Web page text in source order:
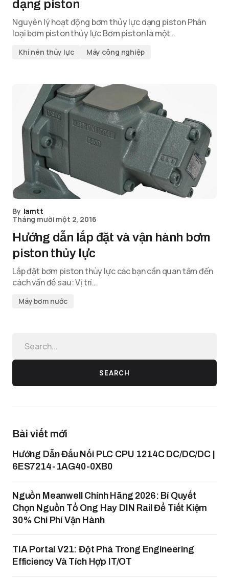
dạng piston
Nguyên lý hoạt động bơm thủy lực dạng piston Phân
loại bơm piston thủy lực Bơm piston là một…
Khí nén thủy lực Máy công nghiệp
By lamtt
Tháng mười một 2, 2016
Hướng dẫn lắp đặt và vận hành bơm
piston thủy lực
Lắp đặt bơm piston thủy lực các bạn cần quan tâm đến
cách vấn đề sau: Vị trí…
Máy bơm nước
SEARCH
Bài viết mới
Hướng Dẫn Đấu Nối PLC CPU 1214C DC/DC/DC |
6ES7214-1AG40-0XB0
Nguồn Meanwell Chính Hãng 2026: Bí Quyết
Chọn Nguồn Tổ Ong Hay DIN Rail Để Tiết Kiệm
30% Chi Phí Vận Hành
TIA Portal V21: Đột Phá Trong Engineering
Efficiency Và Tích Hợp IT/OT